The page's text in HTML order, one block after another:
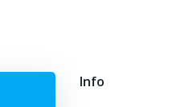
Info